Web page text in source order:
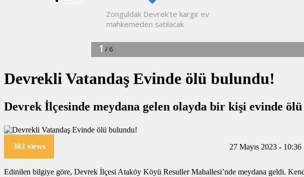
Devrekli Vatandaş Evinde ölü bulundu!
Devrek İlçesinde meydana gelen olayda bir kişi evinde
383 views 27 Mayıs 2023 - 10:36
Edinilen bilgiye göre, Devrek İlçesi Ataköy Köyü Resuller Mahallesi’nde meydana geldi.